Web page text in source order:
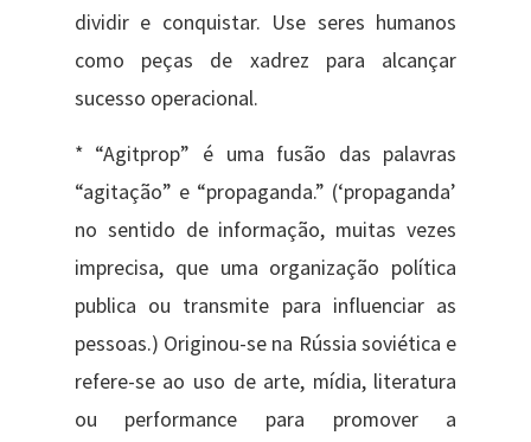
dividir e conquistar. Use seres humanos
como peças de xadrez para alcançar
sucesso operacional.
* “Agitprop” é uma fusão das palavras
“agitação” e “propaganda.” (‘propaganda’
no sentido de informação, muitas vezes
imprecisa, que uma organização política
publica ou transmite para influenciar as
pessoas.) Originou-se na Rússia soviética e
refere-se ao uso de arte, mídia, literatura
ou performance para promover a